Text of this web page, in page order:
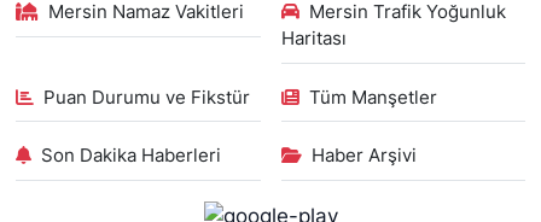
Mersin Namaz Vakitleri
Mersin Trafik Yoğunluk
Haritası
Puan Durumu ve Fikstür Tüm Manşetler
Son Dakika Haberleri Haber Arşivi